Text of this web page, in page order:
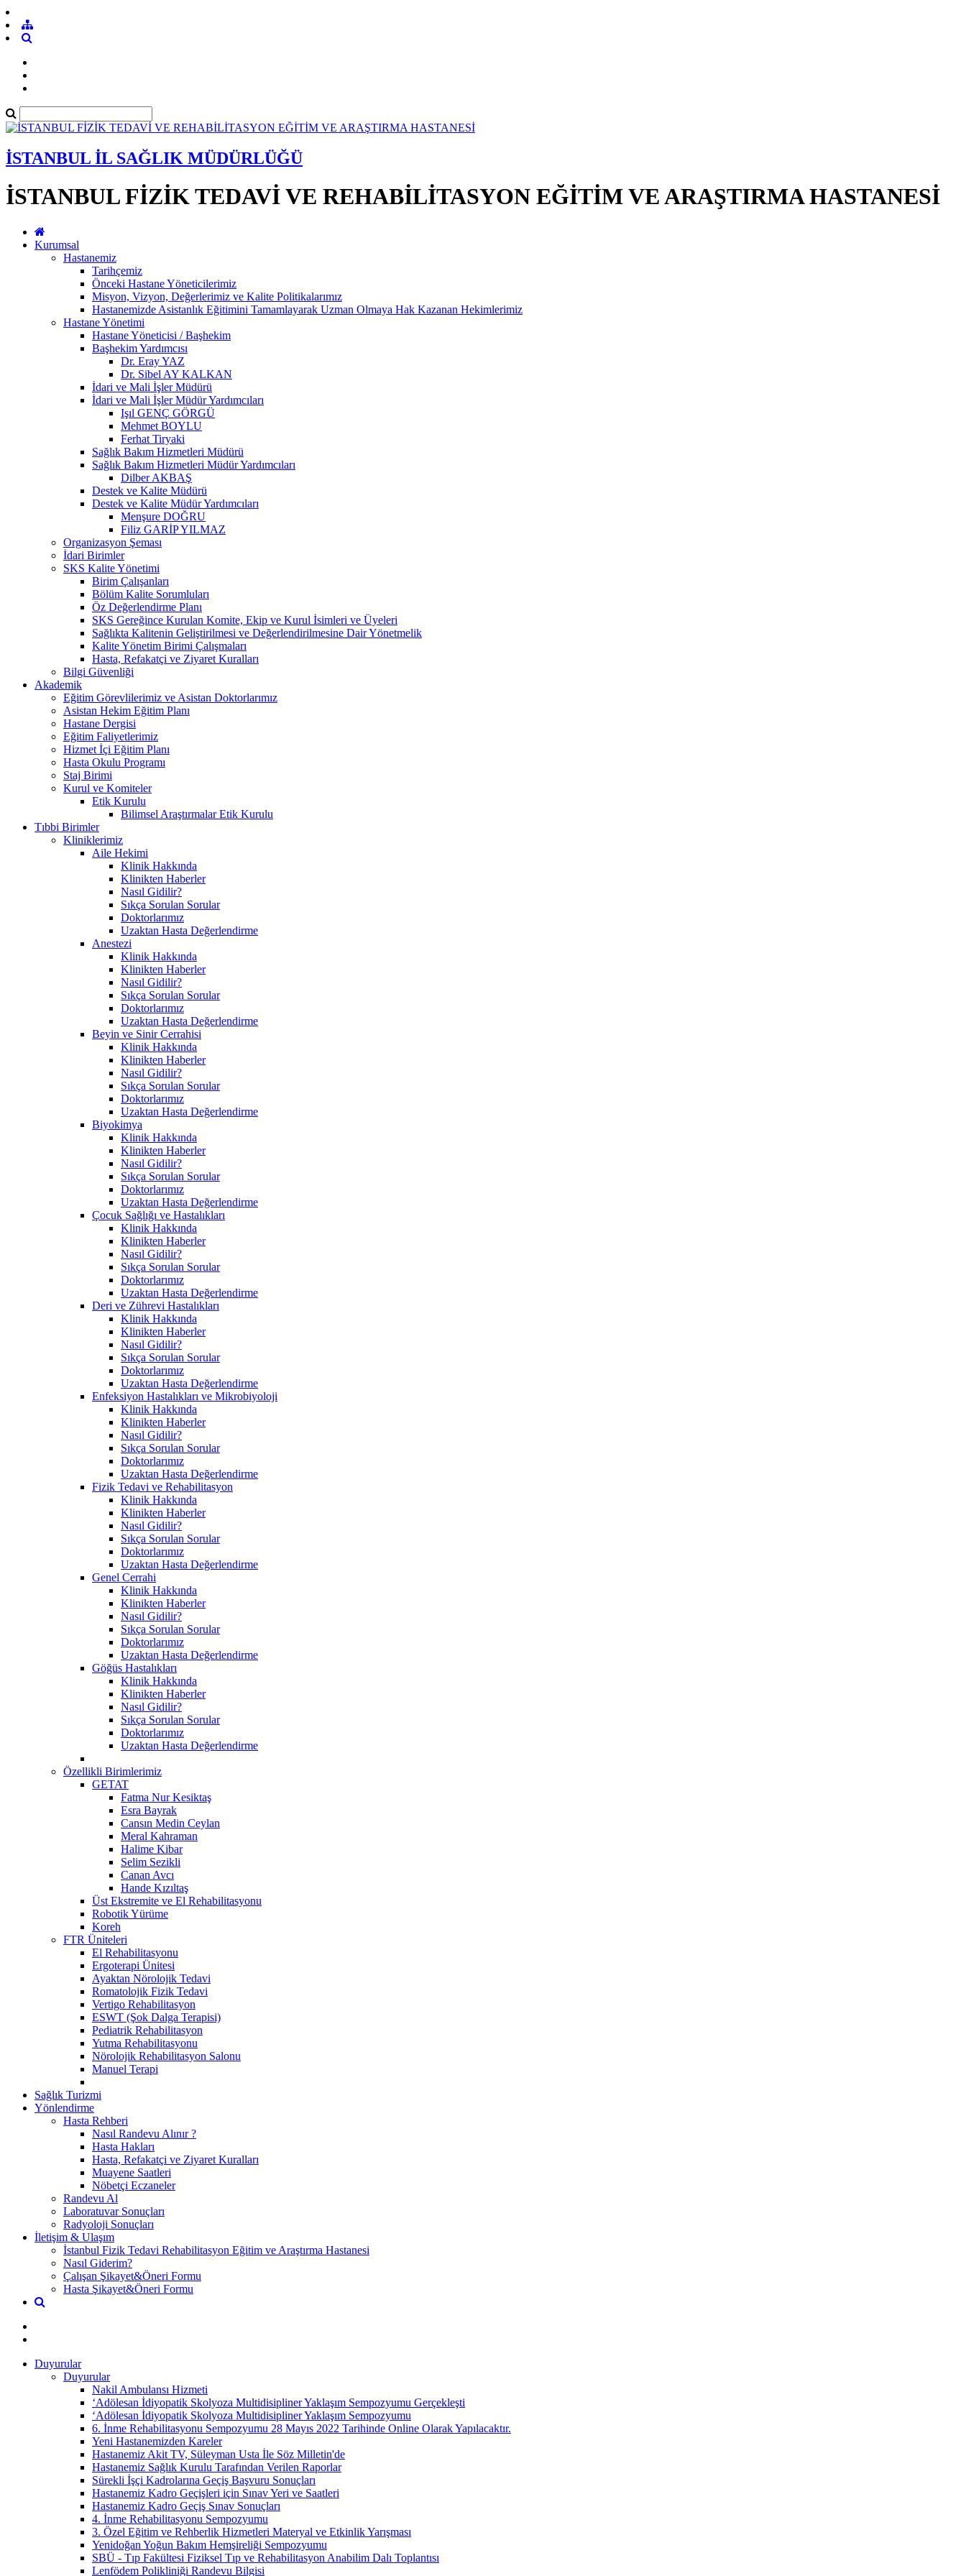
İSTANBUL İL SAĞLIK MÜDÜRLÜĞÜ
İSTANBUL FİZİK TEDAVİ VE REHABİLİTASYON EĞİTİM VE ARAŞTIRMA HASTANESİ
Kurumsal
Hastanemiz
Tarihçemiz
Önceki Hastane Yöneticilerimiz
Misyon, Vizyon, Değerlerimiz ve Kalite Politikalarımız
Hastanemizde Asistanlık Eğitimini Tamamlayarak Uzman Olmaya Hak Kazanan Hekimlerimiz
Hastane Yönetimi
Hastane Yöneticisi / Başhekim
Başhekim Yardımcısı
Dr. Eray YAZ
Dr. Sibel AY KALKAN
İdari ve Mali İşler Müdürü
İdari ve Mali İşler Müdür Yardımcıları
Işıl GENÇ GÖRGÜ
Mehmet BOYLU
Ferhat Tiryaki
Sağlık Bakım Hizmetleri Müdürü
Sağlık Bakım Hizmetleri Müdür Yardımcıları
Dilber AKBAŞ
Destek ve Kalite Müdürü
Destek ve Kalite Müdür Yardımcıları
Menşure DOĞRU
Filiz GARİP YILMAZ
Organizasyon Şeması
İdari Birimler
SKS Kalite Yönetimi
Birim Çalışanları
Bölüm Kalite Sorumluları
Öz Değerlendirme Planı
SKS Gereğince Kurulan Komite, Ekip ve Kurul İsimleri ve Üyeleri
Sağlıkta Kalitenin Geliştirilmesi ve Değerlendirilmesine Dair Yönetmelik
Kalite Yönetim Birimi Çalışmaları
Hasta, Refakatçi ve Ziyaret Kuralları
Bilgi Güvenliği
Akademik
Eğitim Görevlilerimiz ve Asistan Doktorlarımız
Asistan Hekim Eğitim Planı
Hastane Dergisi
Eğitim Faliyetlerimiz
Hizmet İçi Eğitim Planı
Hasta Okulu Programı
Staj Birimi
Kurul ve Komiteler
Etik Kurulu
Bilimsel Araştırmalar Etik Kurulu
Tıbbi Birimler
Kliniklerimiz
Aile Hekimi
Klinik Hakkında
Klinikten Haberler
Nasıl Gidilir?
Sıkça Sorulan Sorular
Doktorlarımız
Uzaktan Hasta Değerlendirme
Anestezi
Klinik Hakkında
Klinikten Haberler
Nasıl Gidilir?
Sıkça Sorulan Sorular
Doktorlarımız
Uzaktan Hasta Değerlendirme
Beyin ve Sinir Cerrahisi
Klinik Hakkında
Klinikten Haberler
Nasıl Gidilir?
Sıkça Sorulan Sorular
Doktorlarımız
Uzaktan Hasta Değerlendirme
Biyokimya
Klinik Hakkında
Klinikten Haberler
Nasıl Gidilir?
Sıkça Sorulan Sorular
Doktorlarımız
Uzaktan Hasta Değerlendirme
Çocuk Sağlığı ve Hastalıkları
Klinik Hakkında
Klinikten Haberler
Nasıl Gidilir?
Sıkça Sorulan Sorular
Doktorlarımız
Uzaktan Hasta Değerlendirme
Deri ve Zührevi Hastalıkları
Klinik Hakkında
Klinikten Haberler
Nasıl Gidilir?
Sıkça Sorulan Sorular
Doktorlarımız
Uzaktan Hasta Değerlendirme
Enfeksiyon Hastalıkları ve Mikrobiyoloji
Klinik Hakkında
Klinikten Haberler
Nasıl Gidilir?
Sıkça Sorulan Sorular
Doktorlarımız
Uzaktan Hasta Değerlendirme
Fizik Tedavi ve Rehabilitasyon
Klinik Hakkında
Klinikten Haberler
Nasıl Gidilir?
Sıkça Sorulan Sorular
Doktorlarımız
Uzaktan Hasta Değerlendirme
Genel Cerrahi
Klinik Hakkında
Klinikten Haberler
Nasıl Gidilir?
Sıkça Sorulan Sorular
Doktorlarımız
Uzaktan Hasta Değerlendirme
Göğüs Hastalıkları
Klinik Hakkında
Klinikten Haberler
Nasıl Gidilir?
Sıkça Sorulan Sorular
Doktorlarımız
Uzaktan Hasta Değerlendirme
Özellikli Birimlerimiz
GETAT
Fatma Nur Kesiktaş
Esra Bayrak
Cansın Medin Ceylan
Meral Kahraman
Halime Kibar
Selim Sezikli
Canan Avcı
Hande Kızıltaş
Üst Ekstremite ve El Rehabilitasyonu
Robotik Yürüme
Koreh
FTR Üniteleri
El Rehabilitasyonu
Ergoterapi Ünitesi
Ayaktan Nörolojik Tedavi
Romatolojik Fizik Tedavi
Vertigo Rehabilitasyon
ESWT (Şok Dalga Terapisi)
Pediatrik Rehabilitasyon
Yutma Rehabilitasyonu
Nörolojik Rehabilitasyon Salonu
Manuel Terapi
Sağlık Turizmi
Yönlendirme
Hasta Rehberi
Nasıl Randevu Alınır ?
Hasta Hakları
Hasta, Refakatçi ve Ziyaret Kuralları
Muayene Saatleri
Nöbetçi Eczaneler
Randevu Al
Laboratuvar Sonuçları
Radyoloji Sonuçları
İletişim & Ulaşım
İstanbul Fizik Tedavi Rehabilitasyon Eğitim ve Araştırma Hastanesi
Nasıl Giderim?
Çalışan Şikayet&Öneri Formu
Hasta Şikayet&Öneri Formu
Duyurular
Duyurular
Nakil Ambulansı Hizmeti
‘Adölesan İdiyopatik Skolyoza Multidisipliner Yaklaşım Sempozyumu Gerçekleşti
‘Adölesan İdiyopatik Skolyoza Multidisipliner Yaklaşım Sempozyumu
6. İnme Rehabilitasyonu Sempozyumu 28 Mayıs 2022 Tarihinde Online Olarak Yapılacaktır.
Yeni Hastanemizden Kareler
Hastanemiz Akit TV, Süleyman Usta İle Söz Milletin'de
Hastanemiz Sağlık Kurulu Tarafından Verilen Raporlar
Sürekli İşçi Kadrolarına Geçiş Başvuru Sonuçları
Hastanemiz Kadro Geçişleri için Sınav Yeri ve Saatleri
Hastanemiz Kadro Geçiş Sınav Sonuçları
4. İnme Rehabilitasyonu Sempozyumu
3. Özel Eğitim ve Rehberlik Hizmetleri Materyal ve Etkinlik Yarışması
Yenidoğan Yoğun Bakım Hemşireliği Sempozyumu
SBÜ - Tıp Fakültesi Fiziksel Tıp ve Rehabilitasyon Anabilim Dalı Toplantısı
Lenfödem Polikliniği Randevu Bilgisi